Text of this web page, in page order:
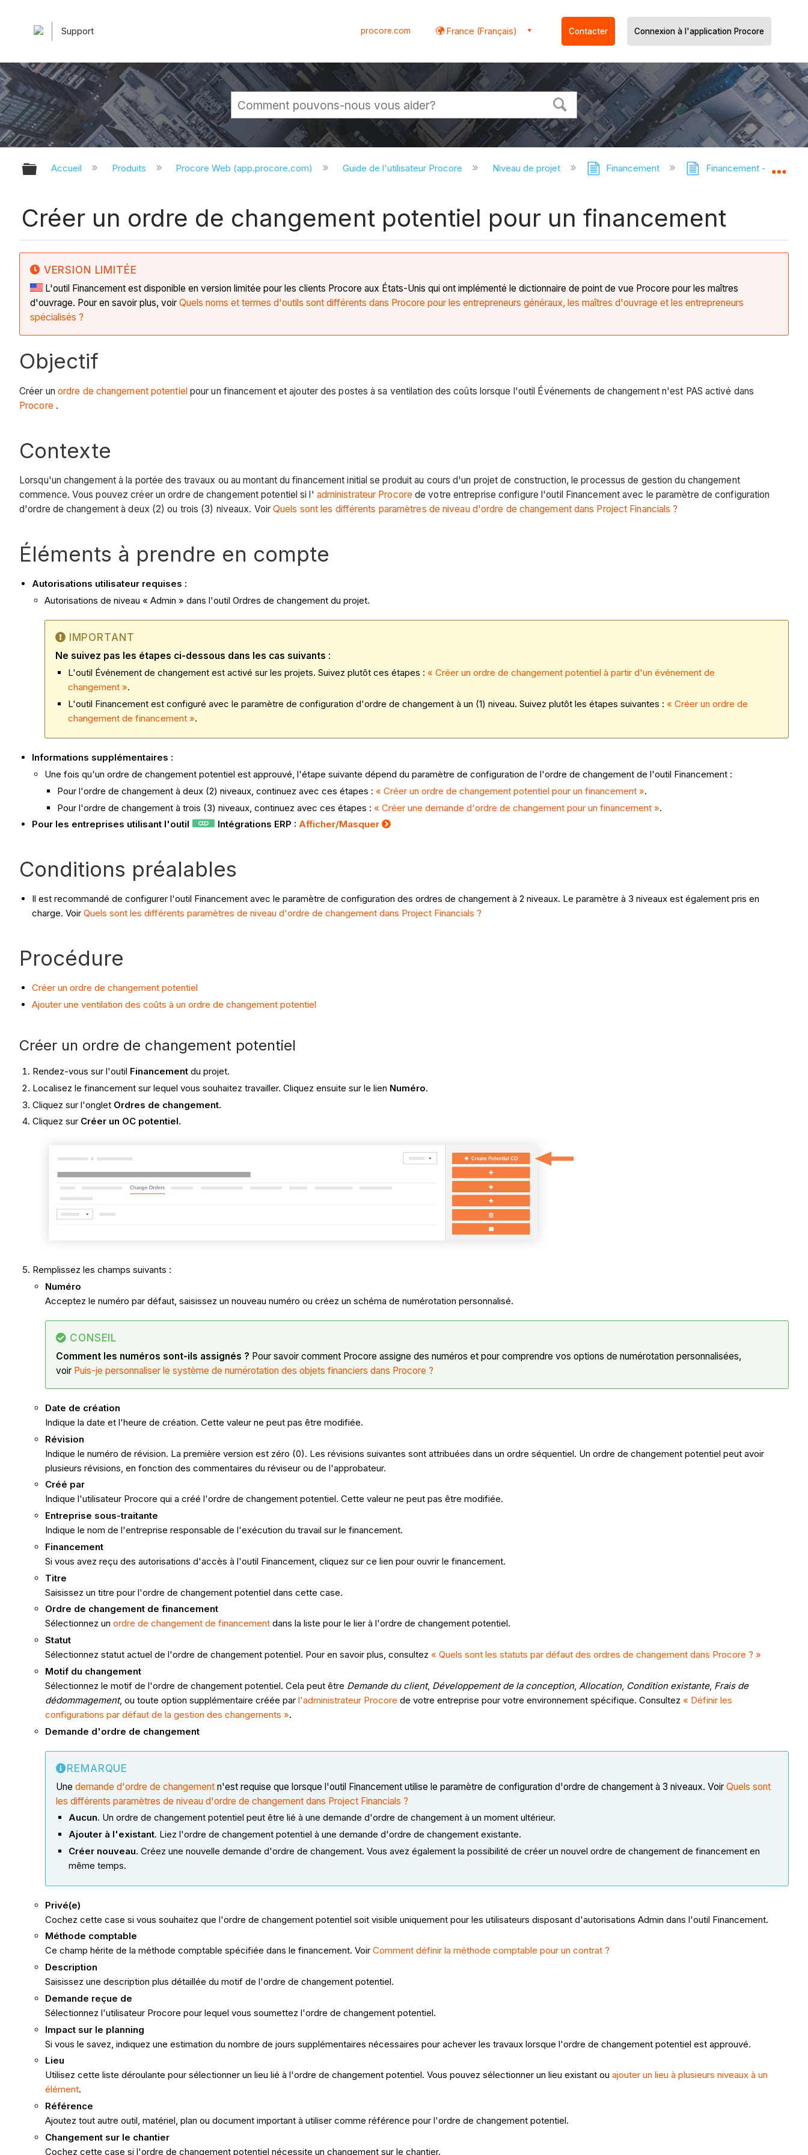
Support procore.com France (Français) Contacter Connexion à l'application Procore
Développer/réduire la hiérarchie globale
Accueil Produits Procore Web (app.procore.com) Guide de l'utilisateur Procore Niveau de projet Financement Financement - Tutoriels
Créer un ordre de changement potentiel pour un financement
VERSION LIMITÉE
L'outil Financement est disponible en version limitée pour les clients Procore aux États-Unis qui ont implémenté le dictionnaire de point de vue Procore pour les maîtres
d'ouvrage. Pour en savoir plus, voir Quels noms et termes d'outils sont différents dans Procore pour les entrepreneurs généraux, les maîtres d'ouvrage et les entrepreneurs
spécialisés ?
Objectif
Créer un ordre de changement potentielpour un financement et ajouter des postes à sa ventilation des coûts lorsque l'outil Événements de changement n'est PAS activé dans
Procore .
Contexte
Lorsqu'un changement à la portée des travaux ou au montant du financement initial se produit au cours d'un projet de construction, le processus de gestion du changement
commence. Vous pouvez créer un ordre de changement potentiel si l' administrateur Procore de votre entreprise configure l'outil Financement avec le paramètre de configuration
d'ordre de changement à deux (2) ou trois (3) niveaux. VoirQuels sont les différents paramètres de niveau d'ordre de changement dans Project Financials ?
Éléments à prendre en compte
Autorisations utilisateur requises :
Autorisations de niveau « Admin » dans l'outil Ordres de changement du projet.
IMPORTANT
Ne suivez pas les étapes ci-dessous dans les cas suivants :
L'outil Événement de changement est activé sur les projets. Suivez plutôt ces étapes : « Créer un ordre de changement potentiel à partir d'un événement de
changement ».
L'outil Financement est configuré avec le paramètre de configuration d'ordre de changement à un (1) niveau. Suivez plutôt les étapes suivantes : « Créer un ordre de
changement de financement ».
Informations supplémentaires :
Une fois qu'un ordre de changement potentiel est approuvé, l'étape suivante dépend du paramètre de configuration de l'ordre de changement de l'outil Financement :
Pour l'ordre de changement à deux (2) niveaux, continuez avec ces étapes : « Créer un ordre de changement potentiel pour un financement ».
Pour l'ordre de changement à trois (3) niveaux, continuez avec ces étapes : « Créer une demande d'ordre de changement pour un financement ».
Pour les entreprises utilisant l'outil
Intégrations ERP : Afficher/Masquer
Conditions préalables
Il est recommandé de configurer l'outil Financement avec le paramètre de configuration des ordres de changement à 2 niveaux. Le paramètre à 3 niveaux est également pris en
charge. Voir Quels sont les différents paramètres de niveau d'ordre de changement dans Project Financials ?
Procédure
Créer un ordre de changement potentiel
Ajouter une ventilation des coûts à un ordre de changement potentiel
Créer un ordre de changement potentiel
Rendez-vous sur l'outil Financement du projet.
Localisez le financement sur lequel vous souhaitez travailler. Cliquez ensuite sur le lien Numéro.
Cliquez sur l'onglet Ordres de changement.
Cliquez sur Créer un OC potentiel.
Remplissez les champs suivants :
Numéro
Acceptez le numéro par défaut, saisissez un nouveau numéro ou créez un schéma de numérotation personnalisé.
CONSEIL
Comment les numéros sont-ils assignés ? Pour savoir comment Procore assigne des numéros et pour comprendre vos options de numérotation personnalisées,
voir Puis-je personnaliser le système de numérotation des objets financiers dans Procore ?
Date de création
Indique la date et l'heure de création. Cette valeur ne peut pas être modifiée.
Révision
Indique le numéro de révision. La première version est zéro (0). Les révisions suivantes sont attribuées dans un ordre séquentiel. Un ordre de changement potentiel peut avoir
plusieurs révisions, en fonction des commentaires du réviseur ou de l'approbateur.
Créé par
Indique l'utilisateur Procore qui a créé l'ordre de changement potentiel. Cette valeur ne peut pas être modifiée.
Entreprise sous-traitante
Indique le nom de l'entreprise responsable de l'exécution du travail sur le financement.
Financement
Si vous avez reçu des autorisations d'accès à l'outil Financement, cliquez sur ce lien pour ouvrir le financement.
Titre
Saisissez un titre pour l'ordre de changement potentiel dans cette case.
Ordre de changement de financement
Sélectionnez unordre de changement de financement dans la liste pour le lier à l'ordre de changement potentiel.
Statut
Sélectionnez statut actuel de l'ordre de changement potentiel. Pour en savoir plus, consultez « Quels sont les statuts par défaut des ordres de changement dans Procore ? »
Motif du changement
Sélectionnez le motif de l'ordre de changement potentiel. Cela peut être Demande du client, Développement de la conception,Allocation, Condition existante, Frais de
dédommagement, ou toute option supplémentaire créée parl'administrateur Procore de votre entreprise pour votre environnement spécifique. Consultez « Définir les
configurations par défaut de la gestion des changements ».
Demande d'ordre de changement
REMARQUE
Unedemande d'ordre de changement n'est requise que lorsque l'outil Financement utilise le paramètre de configuration d'ordre de changement à 3 niveaux. VoirQuels sont
les différents paramètres de niveau d'ordre de changement dans Project Financials ?
Aucun. Un ordre de changement potentiel peut être lié à une demande d'ordre de changement à un moment ultérieur.
Ajouter à l'existant. Liez l'ordre de changement potentiel à une demande d'ordre de changement existante.
Créer nouveau. Créez une nouvelle demande d'ordre de changement. Vous avez également la possibilité de créer un nouvel ordre de changement de financement en
même temps.
Privé(e)
Cochez cette case si vous souhaitez que l'ordre de changement potentiel soit visible uniquement pour les utilisateurs disposant d'autorisations Admin dans l'outil Financement.
Méthode comptable
Ce champ hérite de la méthode comptable spécifiée dans le financement. VoirComment définir la méthode comptable pour un contrat ?
Description
Saisissez une description plus détaillée du motif de l'ordre de changement potentiel.
Demande reçue de
Sélectionnez l'utilisateur Procore pour lequel vous soumettez l'ordre de changement potentiel.
Impact sur le planning
Si vous le savez, indiquez une estimation du nombre de jours supplémentaires nécessaires pour achever les travaux lorsque l'ordre de changement potentiel est approuvé.
Lieu
Utilisez cette liste déroulante pour sélectionner un lieu lié à l'ordre de changement potentiel. Vous pouvez sélectionner un lieu existant ouajouter un lieu à plusieurs niveaux à un
élément.
Référence
Ajoutez tout autre outil, matériel, plan ou document important à utiliser comme référence pour l'ordre de changement potentiel.
Changement sur le chantier
Cochez cette case si l'ordre de changement potentiel nécessite un changement sur le chantier.